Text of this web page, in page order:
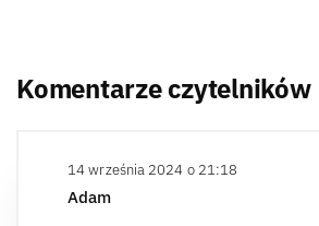
Komentarze czytelników
14 września 2024 o 21:18
Adam